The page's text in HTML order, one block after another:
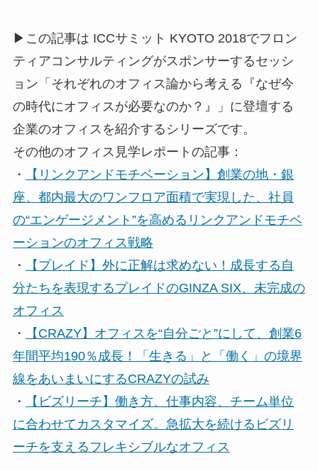
▶この記事は ICCサミット KYOTO 2018でフロン
ティアコンサルティングがスポンサーするセッシ
ョン「それぞれのオフィス論から考える『なぜ今
の時代にオフィスが必要なのか？』」に登壇する
企業のオフィスを紹介するシリーズです。
その他のオフィス見学レポートの記事：
・
【リンクアンドモチベーション】創業の地・銀
座、都内最大のワンフロア面積で実現した、社員
の“エンゲージメント”を高めるリンクアンドモチベ
ーションのオフィス戦略
・
【プレイド】外に正解は求めない！成長する自
分たちを表現するプレイドのGINZA SIX、未完成の
オフィス
・
【CRAZY】オフィスを“自分ごと”にして、創業6
年間平均190％成長！「生きる」と「働く」の境界
線をあいまいにするCRAZYの試み
・
【ビズリーチ】働き方、仕事内容、チーム単位
に合わせてカスタマイズ。急拡大を続けるビズリ
ーチを支えるフレキシブルなオフィス